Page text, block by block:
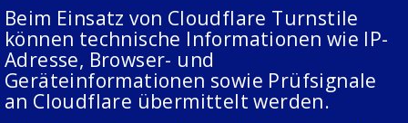
Beim Einsatz von Cloudflare Turnstile
können technische Informationen wie IP-
Adresse, Browser- und
Geräteinformationen sowie Prüfsignale
an Cloudflare übermittelt werden.